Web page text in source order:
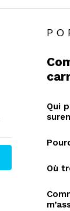
Qui
Où